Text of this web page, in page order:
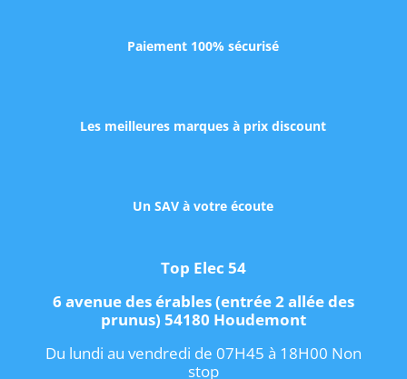
Paiement 100% sécurisé
Les meilleures marques à prix discount
Un SAV à votre écoute
Top Elec 54
6 avenue des érables (entrée 2 allée des
prunus) 54180 Houdemont
Du lundi au vendredi de 07H45 à 18H00 Non
stop